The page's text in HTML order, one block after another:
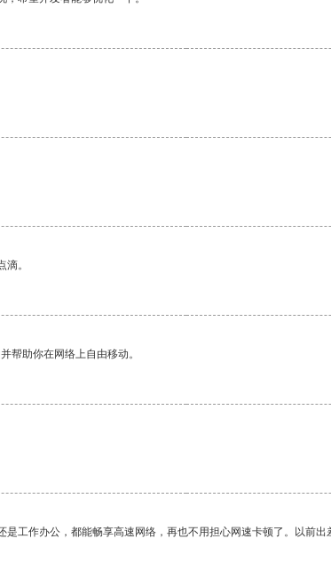
。
帮助你在网络上自由移动。
工作办公，都能畅享高速网络，再也不用担心网速卡顿了。以前